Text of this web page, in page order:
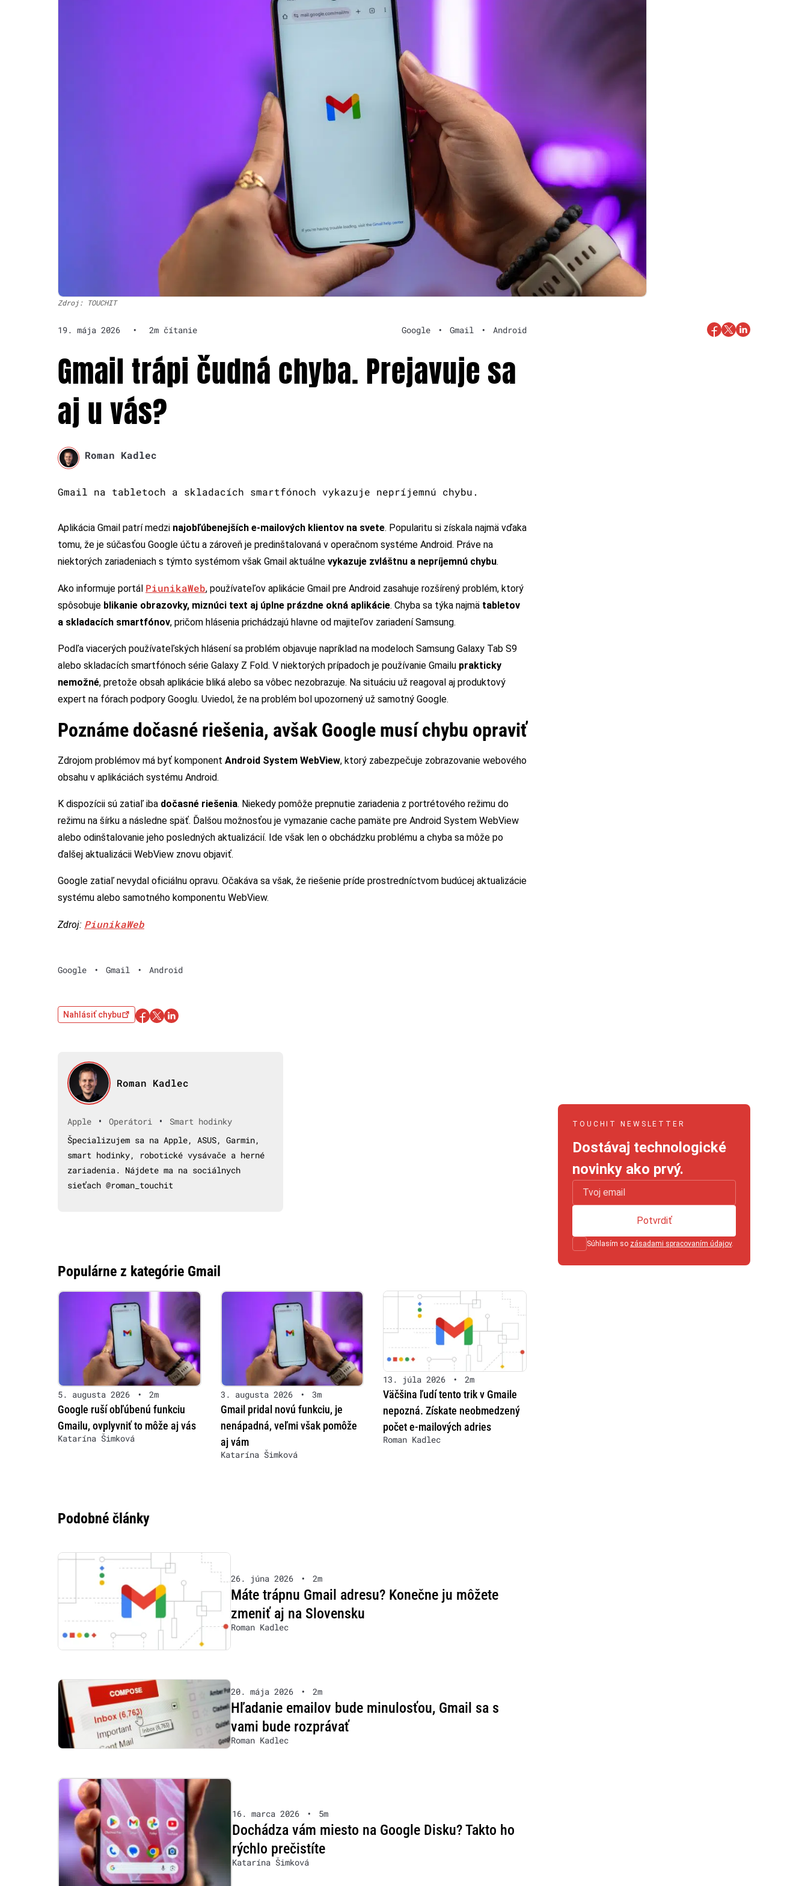
Zdroj: TOUCHIT
19. mája 2026 • 2m čítanie Google • Gmail • Android
Gmail trápi čudná chyba. Prejavuje sa
aj u vás?
Roman Kadlec
Gmail na tabletoch a skladacích smartfónoch vykazuje nepríjemnú chybu.
Aplikácia Gmail patrí medzi najobľúbenejších e-mailových klientov na svete. Popularitu si získala najmä vďaka
tomu, že je súčasťou Google účtu a zároveň je predinštalovaná v operačnom systéme Android. Práve na
niektorých zariadeniach s týmto systémom však Gmail aktuálne vykazuje zvláštnu a nepríjemnú chybu.
Ako informuje portál PiunikaWeb, používateľov aplikácie Gmail pre Android zasahuje rozšírený problém, ktorý
spôsobuje blikanie obrazovky, miznúci text aj úplne prázdne okná aplikácie. Chyba sa týka najmä tabletov
a skladacích smartfónov, pričom hlásenia prichádzajú hlavne od majiteľov zariadení Samsung.
Podľa viacerých používateľských hlásení sa problém objavuje napríklad na modeloch Samsung Galaxy Tab S9
alebo skladacích smartfónoch série Galaxy Z Fold. V niektorých prípadoch je používanie Gmailu prakticky
nemožné, pretože obsah aplikácie bliká alebo sa vôbec nezobrazuje. Na situáciu už reagoval aj produktový
expert na fórach podpory Googlu. Uviedol, že na problém bol upozornený už samotný Google.
Poznáme dočasné riešenia, avšak Google musí chybu opraviť
Zdrojom problémov má byť komponent Android System WebView, ktorý zabezpečuje zobrazovanie webového
obsahu v aplikáciách systému Android.
K dispozícii sú zatiaľ iba dočasné riešenia. Niekedy pomôže prepnutie zariadenia z portrétového režimu do
režimu na šírku a následne späť. Ďalšou možnosťou je vymazanie cache pamäte pre Android System WebView
alebo odinštalovanie jeho posledných aktualizácií. Ide však len o obchádzku problému a chyba sa môže po
ďalšej aktualizácii WebView znovu objaviť.
Google zatiaľ nevydal oficiálnu opravu. Očakáva sa však, že riešenie príde prostredníctvom budúcej aktualizácie
systému alebo samotného komponentu WebView.
Zdroj: PiunikaWeb
Google • Gmail • Android
Nahlásiť chybu
Roman Kadlec
Apple • Operátori •
Smart hodinky
Špecializujem sa na Apple, ASUS, Garmin,
smart hodinky, robotické vysávače a herné
zariadenia. Nájdete ma na sociálnych
sieťach @roman_touchit
Populárne z kategórie Gmail
5. augusta 2026 • 2m
Google ruší obľúbenú funkciu
Gmailu, ovplyvniť to môže aj vás
Katarína Šimková
3. augusta 2026 • 3m
Gmail pridal novú funkciu, je
nenápadná, veľmi však pomôže
aj vám
Katarína Šimková
13. júla 2026 • 2m
Väčšina ľudí tento trik v Gmaile
nepozná. Získate neobmedzený
počet e-mailových adries
Roman Kadlec
Podobné články
26. júna 2026 • 2m
Máte trápnu Gmail adresu? Konečne ju môžete
zmeniť aj na Slovensku
Roman Kadlec
20. mája 2026 • 2m
Hľadanie emailov bude minulosťou, Gmail sa s
vami bude rozprávať
Roman Kadlec
16. marca 2026 • 5m
Dochádza vám miesto na Google Disku? Takto ho
rýchlo prečistíte
Katarína Šimková
TOUCHIT NEWSLETTER
Dostávaj technologické
novinky ako prvý.
Súhlasím so zásadami spracovaním údajov.
Potvrdiť